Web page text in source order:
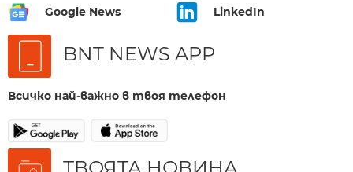
Google News LinkedIn
BNT NEWS APP
Всичко най-важно в твоя телефон